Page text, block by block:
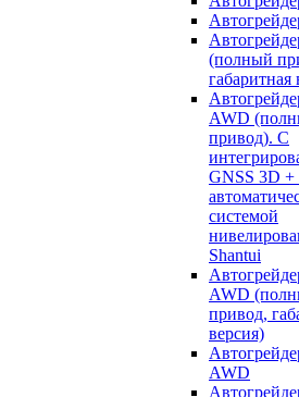
(полный
габаритная
AWD
привод). С
GNSS 3D +
системой
Shantui
AWD
привод,
версия)
AWD